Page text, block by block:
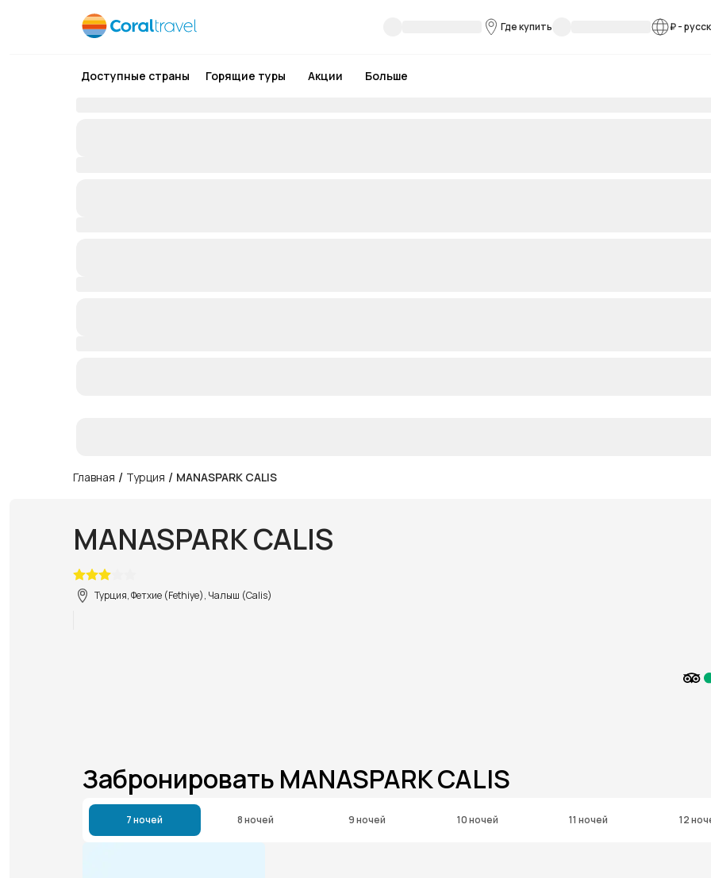
Где купить ₽-
Доступные страны Горящие туры Акции Больше
Главная / Турция / MANASPARK CALIS
MANASPARK CALIS
Турция, Фетхие (Fethiye), Чалыш (Calis)
Забронировать MANASPARK CALIS
7 ночей 8 ночей 9 ночей 10 ночей 11 ночей 12